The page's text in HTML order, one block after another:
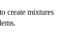
create mixtures